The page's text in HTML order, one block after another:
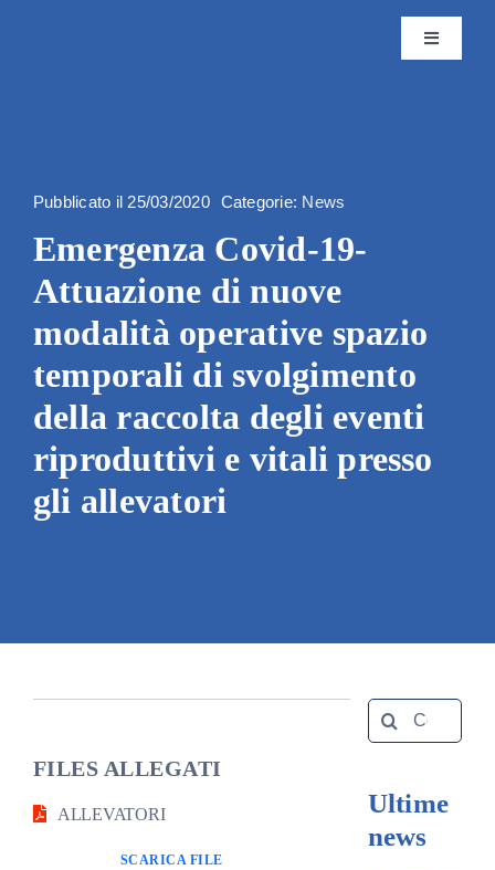
Toggle
News &
Pubblicato il 25/03/2020 Categorie: News
Emergenza Covid-19-
Attuazione di nuove
modalità operative spazio
temporali di svolgimento
della raccolta degli eventi
riproduttivi e vitali presso
gli allevatori
FILES ALLEGATI
ALLEVATORI
SCARICA FILE
Search
for:
Ultime
news